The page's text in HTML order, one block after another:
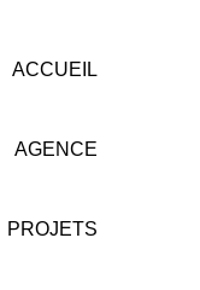
ACCUEIL
AGENCE
PROJETS